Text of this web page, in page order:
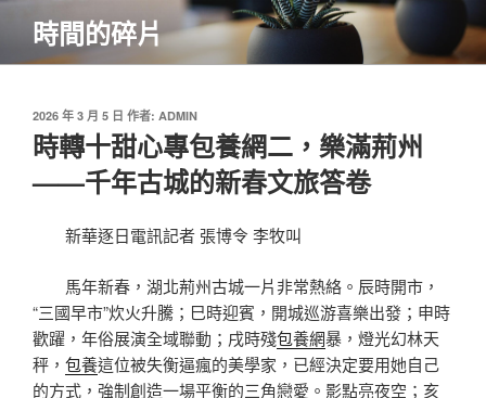
主
時間的碎片
發
佈
於
2026 年 3 月 5 日 作者: ADMIN
時轉十甜心專包養網二，樂滿荊州
——千年古城的新春文旅答卷
新華逐日電訊記者 張博令 李牧叫
馬年新春，湖北荊州古城一片非常熱絡。辰時開市，
“三國早市”炊火升騰；巳時迎賓，開城巡游喜樂出發；申時
歡躍，年俗展演全域聯動；戌時殘包養網暴，燈光幻林天
秤， 包養這位被失衡逼瘋的美學家，已經決定要用她自己
的方式，強制創造一場平衡的三角戀愛。影點亮夜空；亥